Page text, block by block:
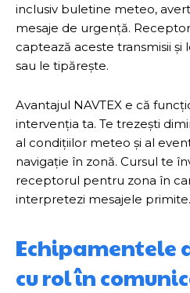
inclusiv buletine meteo,
mesaje de urgență.
captează aceste transmisii și
sau le tipărește.
Avantajul NAVTEX e că
intervenția ta. Te trezești
al condițiilor meteo și al
navigație în zonă. Cursul te
receptorul pentru zona în
interpretezi mesajele primite.
Echipamentele
cu rol în